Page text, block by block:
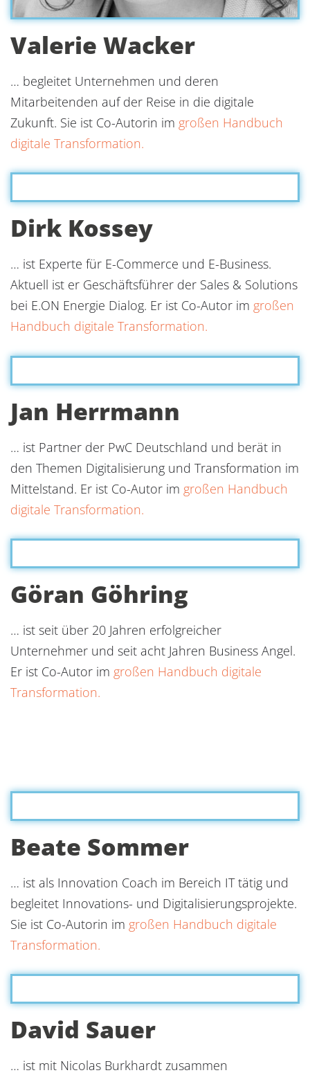
Valerie Wacker
… begleitet Unternehmen und deren
Mitarbeitenden auf der Reise in die digitale
Zukunft. Sie ist Co-Autorin im großen Handbuch
digitale Transformation.
Dirk Kossey
… ist Experte für E-Commerce und E-Business.
Aktuell ist er Geschäftsführer der Sales & Solutions
bei E.ON Energie Dialog. Er ist Co-Autor im großen
Handbuch digitale Transformation.
Jan Herrmann
… ist Partner der PwC Deutschland und berät in
den Themen Digitalisierung und Transformation im
Mittelstand. Er ist Co-Autor im großen Handbuch
digitale Transformation.
Göran Göhring
… ist seit über 20 Jahren erfolgreicher
Unternehmer und seit acht Jahren Business Angel.
Er ist Co-Autor im großen Handbuch digitale
Transformation.
Beate Sommer
… ist als Innovation Coach im Bereich IT tätig und
begleitet Innovations- und Digitalisierungsprojekte.
Sie ist Co-Autorin im großen Handbuch digitale
Transformation.
David Sauer
… ist mit Nicolas Burkhardt zusammen